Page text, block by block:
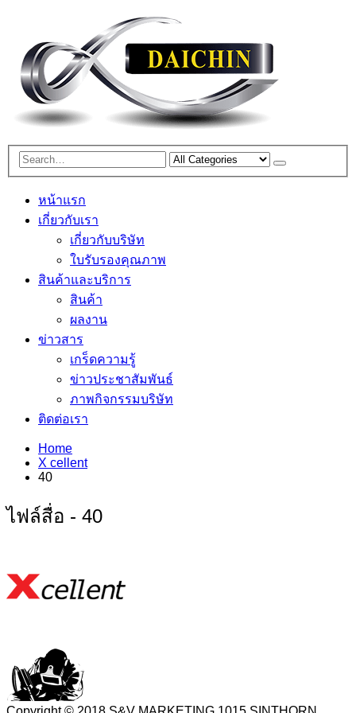
หน้าแรก
เกี่ยวกับเรา
เกี่ยวกับบริษัท
ใบรับรองคุณภาพ
สินค้าและบริการ
สินค้า
ผลงาน
ข่าวสาร
เกร็ดความรู้
ข่าวประชาสัมพันธ์
ภาพกิจกรรมบริษัท
ติดต่อเรา
Home
X cellent
40
ไฟล์สื่อ - 40